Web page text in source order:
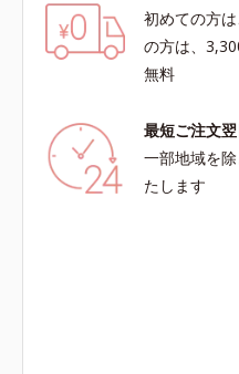
初めての方
の方は、
無料
最短ご注文
一部地域を
たします